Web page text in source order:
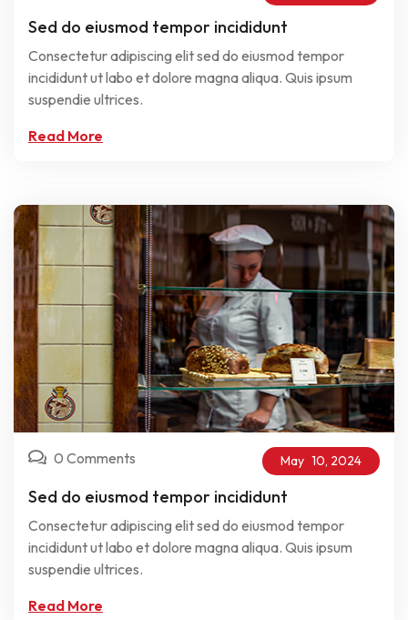
Sed do eiusmod tempor incididunt
Consectetur adipiscing elit sed do eiusmod tempor
incididunt ut labo et dolore magna aliqua. Quis ipsum
suspendie ultrices.
Read More
0 Comments May 10, 2024
Sed do eiusmod tempor incididunt
Consectetur adipiscing elit sed do eiusmod tempor
incididunt ut labo et dolore magna aliqua. Quis ipsum
suspendie ultrices.
Read More